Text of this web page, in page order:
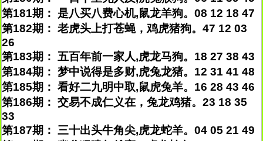
第181期： 是八买八费心机,鼠龙羊狗。08 12 18 47
第182期： 老虎头上打苍蝇，鸡虎猪狗。47 12 03
26
第183期： 五百年前一家人,虎龙马狗。18 27 38 43
第184期： 梦中说得是多财,虎兔龙猪。12 31 41 48
第185期： 看好二九明中取,鼠虎兔羊。16 28 43 46
第186期： 交易不成仁义在，兔龙鸡猪。23 18 35
33
第187期： 三十出头牛角尖,虎龙蛇羊。04 05 21 49